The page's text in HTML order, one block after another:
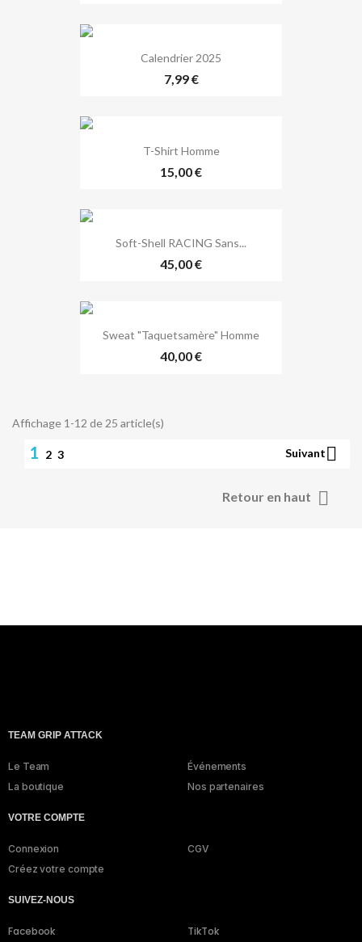
Calendrier 2025
7,99 €
T-Shirt Homme
15,00 €
Soft-Shell RACING Sans...
45,00 €
Sweat "Taquetsamère" Homme
40,00 €
Affichage 1-12 de 25 article(s)
1 2 3 Suivant
Retour en haut 
TEAM GRIP ATTACK
Le Team
La boutique
Événements
Nos partenaires
VOTRE COMPTE
Connexion
Créez votre compte
CGV
SUIVEZ-NOUS
Facebook TikTok